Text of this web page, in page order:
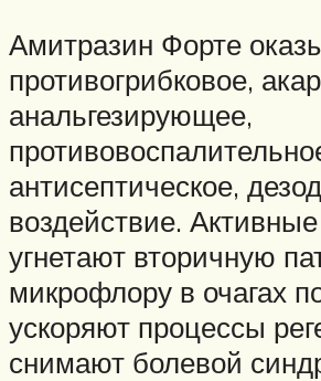
Амитразин Форте
противогрибковое,
анальгезирующее,
антисептическое,
воздействие.
угнетают вторичную
микрофлору в очагах
ускоряют процессы
снимают болевой